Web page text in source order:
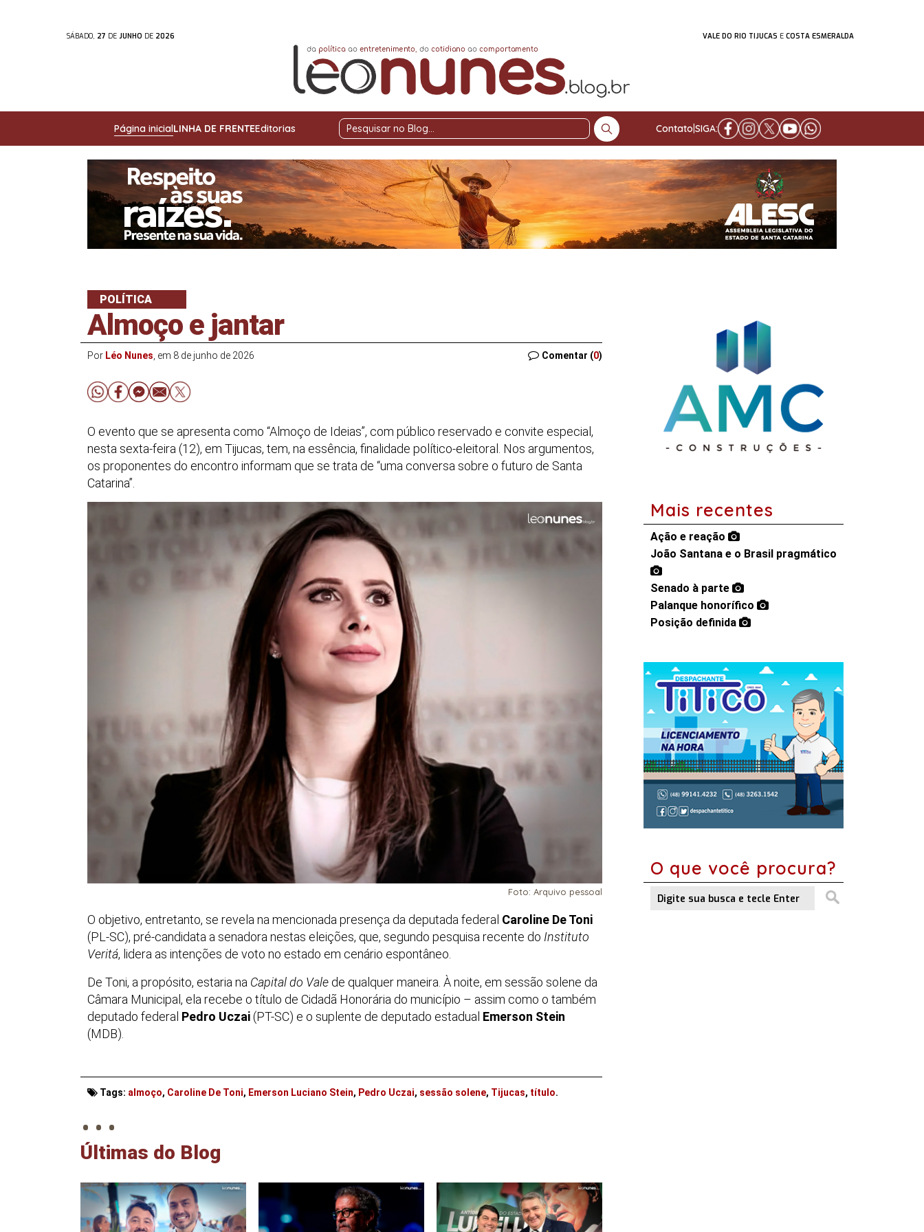
SÁBADO, 27 DE JUNHO DE 2026 VALE DO RIO TIJUCAS E COSTA ESMERALDA
Página inicialLINHA DE FRENTEEditorias
Pesquisar
Contato SIGA:
POLÍTICA
Almoço e jantar
Por Léo Nunes , em 8 de junho de 2026 Comentar (0)
O evento que se apresenta como “Almoço de Ideias”, com público reservado e convite especial,
nesta sexta-feira (12), em Tijucas, tem, na essência, finalidade político-eleitoral. Nos argumentos,
os proponentes do encontro informam que se trata de “uma conversa sobre o futuro de Santa
Catarina”.
Foto: Arquivo pessoal
O objetivo, entretanto, se revela na mencionada presença da deputada federal Caroline De Toni
(PL-SC), pré-candidata a senadora nestas eleições, que, segundo pesquisa recente do Instituto
Veritá, lidera as intenções de voto no estado em cenário espontâneo.
De Toni, a propósito, estaria na Capital do Vale de qualquer maneira. À noite, em sessão solene da
Câmara Municipal, ela recebe o título de Cidadã Honorária do município – assim como o também
deputado federal Pedro Uczai (PT-SC) e o suplente de deputado estadual Emerson Stein
(MDB).
Tags: almoço, Caroline De Toni, Emerson Luciano Stein, Pedro Uczai, sessão solene, Tijucas, título.
. . .
Últimas do Blog
Mais recentes
Ação e reação
João Santana e o Brasil pragmático
Senado à parte
Palanque honorífico
Posição definida
O que você procura?